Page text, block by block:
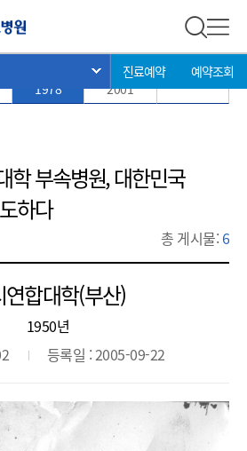
전체 검
서브 메뉴 목록 열기
진료예약 예약조회
사
1978
1978 ~
2001
2002 ~ 현재
학 부속병원, 대한민국
하다
총 게시물: 6
연합대학(부산)
1950년
등록일 : 2005-09-22